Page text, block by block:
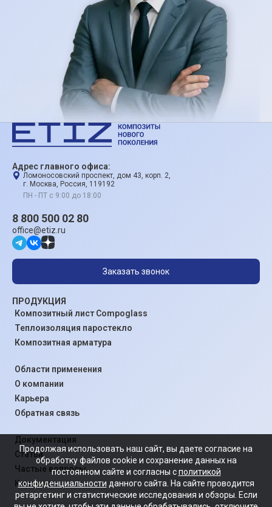
Адрес главного офиса:
Ломоносовский проспект, дом 43, корп. 2,
г. Москва, Россия, 119192
ПН - ПТ с 9:00 до 18:00
ПРОДУКЦИЯ
Композитный лист Compoglass
Теплоизоляция паростекло
Композитная арматура
Области применения
О компании
Карьера
Обратная связь
Документация
Статьи
Частые вопросы
Контакты
8 800 500 02 80
office@etiz.ru
Заказать звонок
Продолжая использовать наш сайт, вы даете согласие на
обработку файлов cookie и сохранение данных на
постоянном сайте и согласны сполитикой
конфиденциальности данного сайта. На сайте проводится
ретаргетинг и статистические исследования и обзоры. Если